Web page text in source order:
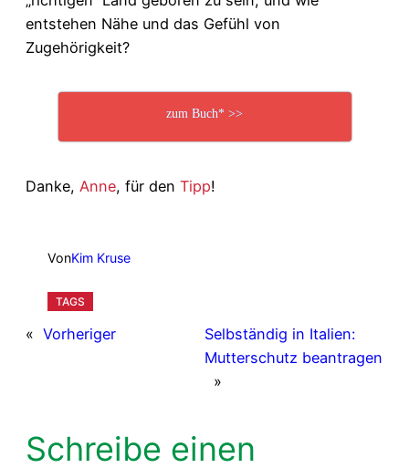
entstehen Nähe und das Gefühl von
Zugehörigkeit?
zum Buch* >>
Danke, Anne, für den Tipp!
VonKim Kruse
TAGS
« Vorheriger
Selbständig in Italien:
Mutterschutz beantragen
»
Schreibe einen